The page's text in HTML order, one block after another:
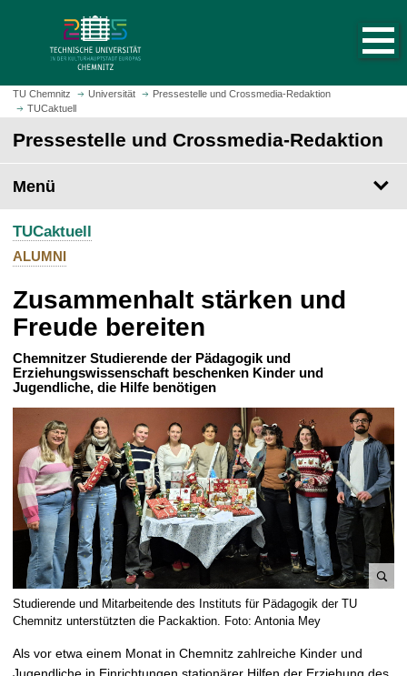
m
H
t
s
i
e
a
u
f
r
u
f
e
TU Chemnitz Universität
Pressestelle und Crossmedia-Redaktion
TUCaktuell
Pressestelle und Crossmedia-Redaktion
Menü
TUCaktuell
ALUMNI
Zusammenhalt stärken und
Freude bereiten
Chemnitzer Studierende der Pädagogik und
Erziehungswissenschaft beschenken Kinder und
Jugendliche, die Hilfe benötigen
i
d
Studierende und Mitarbeitende des Instituts für Pädagogik der TU
Chemnitz unterstützten die Packaktion. Foto: Antonia Mey
Als vor etwa einem Monat in Chemnitz zahlreiche Kinder und